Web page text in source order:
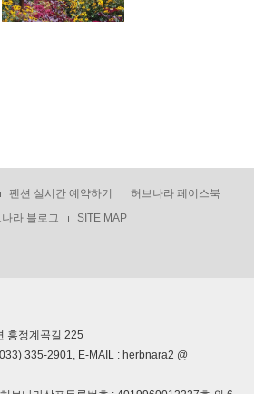
펜션 실시간 예약하기
허브나라 페이스북
라 블로그 SITE MAP
흥정계곡길 225
335-2901, E-MAIL : herbnara2 @